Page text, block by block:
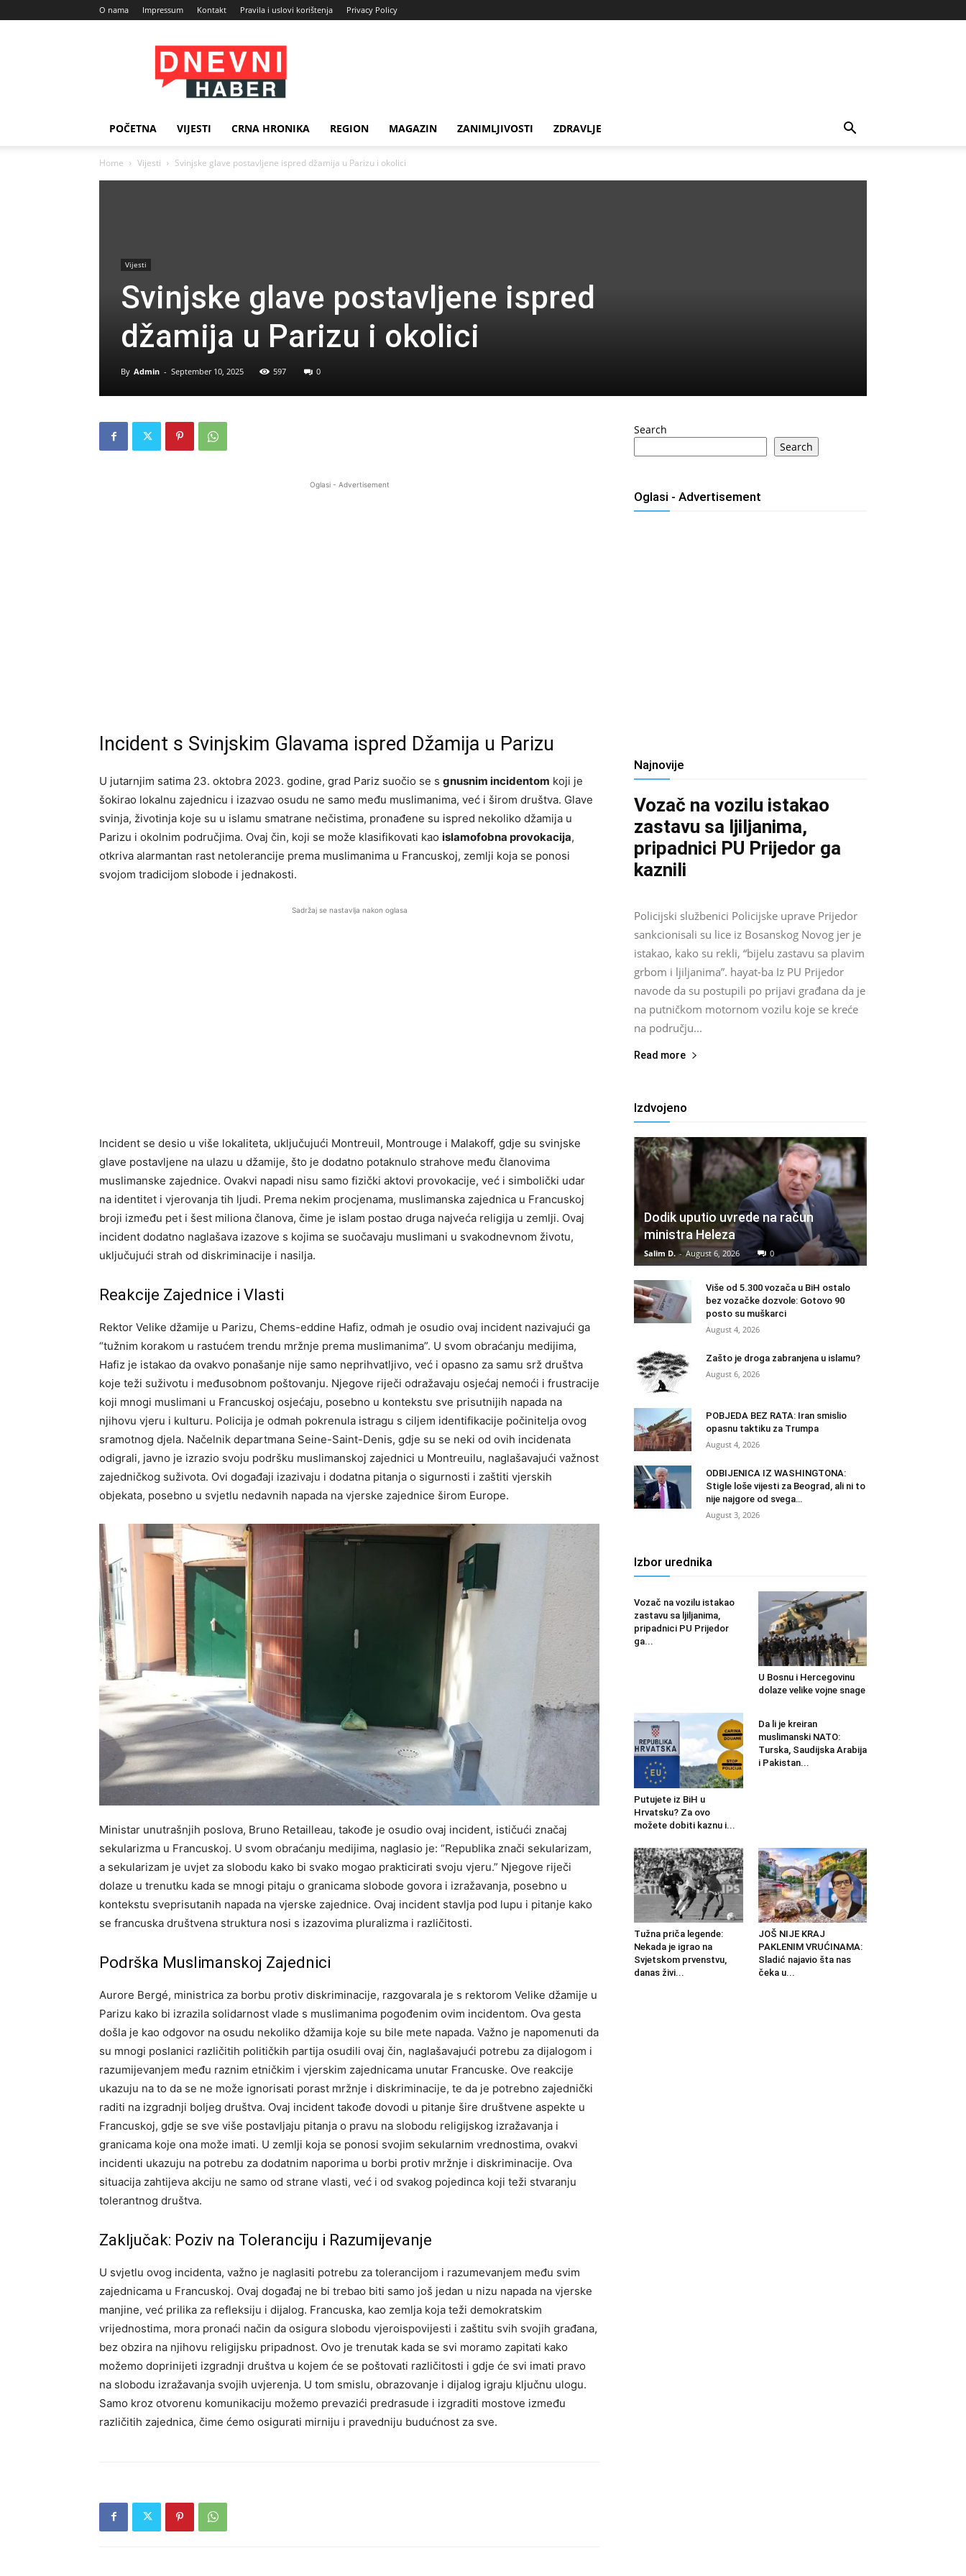
O nama Impressum Kontakt Pravila i uslovi korištenja Privacy Policy
Dnevni
Haber
POČETNA VIJESTI CRNA HRONIKA REGION MAGAZIN ZANIMLJIVOSTI ZDRAVLJE
Home Vijesti Svinjske glave postavljene ispred džamija u Parizu i okolici
Vijesti
Svinjske glave postavljene ispred
džamija u Parizu i okolici
By Admin - September 10, 2025 597 0
Oglasi - Advertisement
Incident s Svinjskim Glavama ispred Džamija u Parizu
U jutarnjim satima 23. oktobra 2023. godine, grad Pariz suočio se s gnusnim incidentom koji je
šokirao lokalnu zajednicu i izazvao osudu ne samo među muslimanima, već i širom društva. Glave
svinja, životinja koje su u islamu smatrane nečistima, pronađene su ispred nekoliko džamija u
Parizu i okolnim područjima. Ovaj čin, koji se može klasifikovati kao islamofobna provokacija,
otkriva alarmantan rast netolerancije prema muslimanima u Francuskoj, zemlji koja se ponosi
svojom tradicijom slobode i jednakosti.
Sadržaj se nastavlja nakon oglasa
Incident se desio u više lokaliteta, uključujući Montreuil, Montrouge i Malakoff, gdje su svinjske
glave postavljene na ulazu u džamije, što je dodatno potaknulo strahove među članovima
muslimanske zajednice. Ovakvi napadi nisu samo fizički aktovi provokacije, već i simbolički udar
na identitet i vjerovanja tih ljudi. Prema nekim procjenama, muslimanska zajednica u Francuskoj
broji između pet i šest miliona članova, čime je islam postao druga najveća religija u zemlji. Ovaj
incident dodatno naglašava izazove s kojima se suočavaju muslimani u svakodnevnom životu,
uključujući strah od diskriminacije i nasilja.
Reakcije Zajednice i Vlasti
Rektor Velike džamije u Parizu, Chems-eddine Hafiz, odmah je osudio ovaj incident nazivajući ga
“tužnim korakom u rastućem trendu mržnje prema muslimanima”. U svom obraćanju medijima,
Hafiz je istakao da ovakvo ponašanje nije samo neprihvatljivo, već i opasno za samu srž društva
koje teži suživotu i međusobnom poštovanju. Njegove riječi odražavaju osjećaj nemoći i frustracije
koji mnogi muslimani u Francuskoj osjećaju, posebno u kontekstu sve prisutnijih napada na
njihovu vjeru i kulturu. Policija je odmah pokrenula istragu s ciljem identifikacije počinitelja ovog
sramotnog djela. Načelnik departmana Seine-Saint-Denis, gdje su se neki od ovih incidenata
odigrali, javno je izrazio svoju podršku muslimanskoj zajednici u Montreuilu, naglašavajući važnost
zajedničkog suživota. Ovi događaji izazivaju i dodatna pitanja o sigurnosti i zaštiti vjerskih
objekata, posebno u svjetlu nedavnih napada na vjerske zajednice širom Europe.
Ministar unutrašnjih poslova, Bruno Retailleau, takođe je osudio ovaj incident, ističući značaj
sekularizma u Francuskoj. U svom obraćanju medijima, naglasio je: “Republika znači sekularizam,
a sekularizam je uvjet za slobodu kako bi svako mogao prakticirati svoju vjeru.” Njegove riječi
dolaze u trenutku kada se mnogi pitaju o granicama slobode govora i izražavanja, posebno u
kontekstu sveprisutanih napada na vjerske zajednice. Ovaj incident stavlja pod lupu i pitanje kako
se francuska društvena struktura nosi s izazovima pluralizma i različitosti.
Podrška Muslimanskoj Zajednici
Aurore Bergé, ministrica za borbu protiv diskriminacije, razgovarala je s rektorom Velike džamije u
Parizu kako bi izrazila solidarnost vlade s muslimanima pogođenim ovim incidentom. Ova gesta
došla je kao odgovor na osudu nekoliko džamija koje su bile mete napada. Važno je napomenuti da
su mnogi poslanici različitih političkih partija osudili ovaj čin, naglašavajući potrebu za dijalogom i
razumijevanjem među raznim etničkim i vjerskim zajednicama unutar Francuske. Ove reakcije
ukazuju na to da se ne može ignorisati porast mržnje i diskriminacije, te da je potrebno zajednički
raditi na izgradnji boljeg društva. Ovaj incident takođe dovodi u pitanje šire društvene aspekte u
Francuskoj, gdje se sve više postavljaju pitanja o pravu na slobodu religijskog izražavanja i
granicama koje ona može imati. U zemlji koja se ponosi svojim sekularnim vrednostima, ovakvi
incidenti ukazuju na potrebu za dodatnim naporima u borbi protiv mržnje i diskriminacije. Ova
situacija zahtijeva akciju ne samo od strane vlasti, već i od svakog pojedinca koji teži stvaranju
tolerantnog društva.
Zaključak: Poziv na Toleranciju i Razumijevanje
U svjetlu ovog incidenta, važno je naglasiti potrebu za tolerancijom i razumevanjem među svim
zajednicama u Francuskoj. Ovaj događaj ne bi trebao biti samo još jedan u nizu napada na vjerske
manjine, već prilika za refleksiju i dijalog. Francuska, kao zemlja koja teži demokratskim
vrijednostima, mora pronaći način da osigura slobodu vjeroispovijesti i zaštitu svih svojih građana,
bez obzira na njihovu religijsku pripadnost. Ovo je trenutak kada se svi moramo zapitati kako
možemo doprinijeti izgradnji društva u kojem će se poštovati različitosti i gdje će svi imati pravo
na slobodu izražavanja svojih uvjerenja. U tom smislu, obrazovanje i dijalog igraju ključnu ulogu.
Samo kroz otvorenu komunikaciju možemo prevazići predrasude i izgraditi mostove između
različitih zajednica, čime ćemo osigurati mirniju i pravedniju budućnost za sve.
Search
Search
Oglasi - Advertisement
Najnovije
Vozač na vozilu istakao
zastavu sa ljiljanima,
pripadnici PU Prijedor ga
kaznili
Salim D. -
Policijski službenici Policijske uprave Prijedor
sankcionisali su lice iz Bosanskog Novog jer je
istakao, kako su rekli, “bijelu zastavu sa plavim
grbom i ljiljanima”. hayat-ba Iz PU Prijedor
navode da su postupili po prijavi građana da je
na putničkom motornom vozilu koje se kreće
na području...
Read more
Izdvojeno
Dodik uputio uvrede na račun
ministra Heleza
Salim D. - August 6, 2026 0
Više od 5.300 vozača u BiH ostalo
bez vozačke dozvole: Gotovo 90
posto su muškarci
August 4, 2026
Zašto je droga zabranjena u islamu?
August 6, 2026
POBJEDA BEZ RATA: Iran smislio
opasnu taktiku za Trumpa
August 4, 2026
ODBIJENICA IZ WASHINGTONA:
Stigle loše vijesti za Beograd, ali ni to
nije najgore od svega…
August 3, 2026
Izbor urednika
Vozač na vozilu istakao
zastavu sa ljiljanima,
pripadnici PU Prijedor
ga...
U Bosnu i Hercegovinu
dolaze velike vojne snage
Putujete iz BiH u
Hrvatsku? Za ovo
možete dobiti kaznu i...
Da li je kreiran
muslimanski NATO:
Turska, Saudijska Arabija
i Pakistan...
Tužna priča legende:
Nekada je igrao na
Svjetskom prvenstvu,
danas živi...
JOŠ NIJE KRAJ
PAKLENIM VRUĆINAMA:
Sladić najavio šta nas
čeka u...